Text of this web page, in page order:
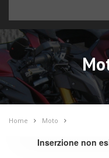
Home Moto
Inserzione non